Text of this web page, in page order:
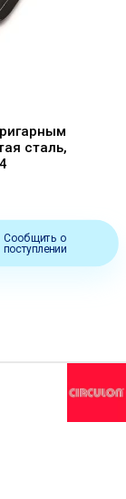
сталь,
Сообщить о
поступлении